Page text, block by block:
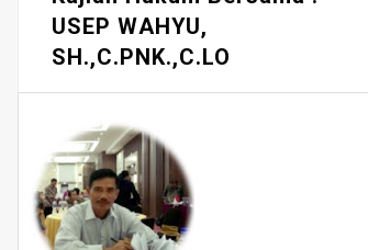
USEP WAHYU,
SH.,C.PNK.,C.LO